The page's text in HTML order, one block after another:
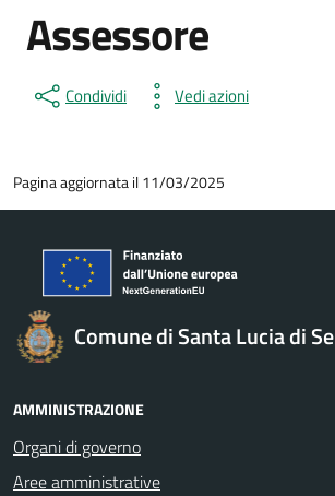
Assessore
Condividi Vedi azioni
Pagina aggiornata il 11/03/2025
Comune di Santa Lucia di
AMMINISTRAZIONE
Organi di governo
Aree amministrative